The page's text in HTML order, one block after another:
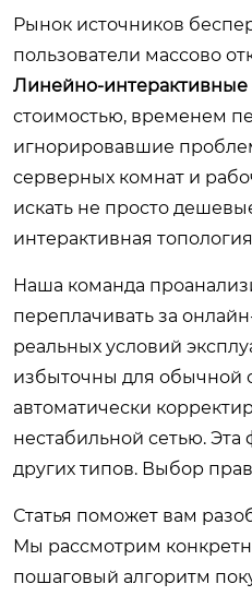
Рынок источников
пользователи массово
Линейно-
стоимостью, временем
игнорировавшие
серверных комнат и
искать не просто
интерактивная
Наша команда
переплачивать за
реальных условий
избыточны для обычной
автоматически
нестабильной сетью.
других типов. Выбор
Статья поможет вам
Мы рассмотрим
пошаговый алгоритм